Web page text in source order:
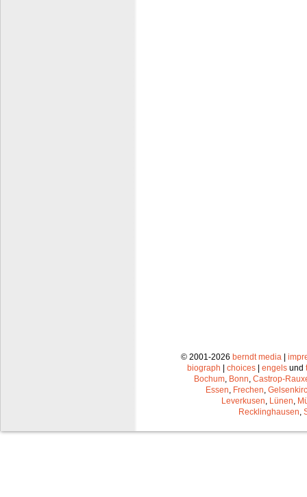
© 2001-2026 berndt media |
biograph | choices | engels und
Bochum Bonn Castrop-
Essen Frechen
Leverkusen Lünen
Recklinghausen